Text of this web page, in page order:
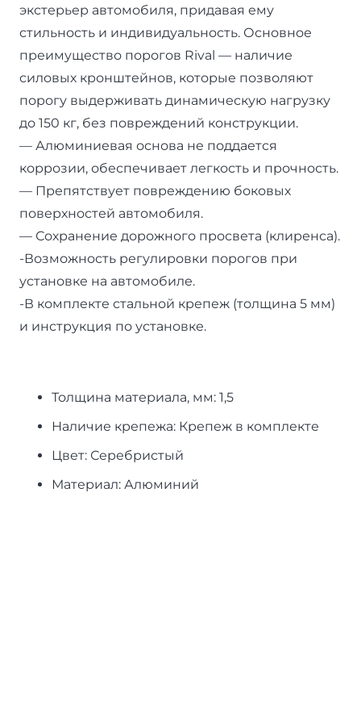
экстерьер автомобиля, придавая ему
стильность и индивидуальность. Основное
преимущество порогов Rival — наличие
силовых кронштейнов, которые позволяют
порогу выдерживать динамическую нагрузку
до 150 кг, без повреждений конструкции.
— Алюминиевая основа не поддается
коррозии, обеспечивает легкость и прочность.
— Препятствует повреждению боковых
поверхностей автомобиля.
— Сохранение дорожного просвета (клиренса).
-Возможность регулировки порогов при
установке на автомобиле.
-В комплекте стальной крепеж (толщина 5 мм)
и инструкция по установке.
Толщина материала, мм: 1,5
Наличие крепежа: Крепеж в комплекте
Цвет: Серебристый
Материал: Алюминий